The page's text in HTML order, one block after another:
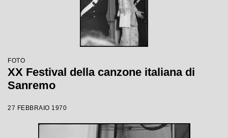
FOTO
XX Festival della canzone italiana di
Sanremo
27 FEBBRAIO 1970